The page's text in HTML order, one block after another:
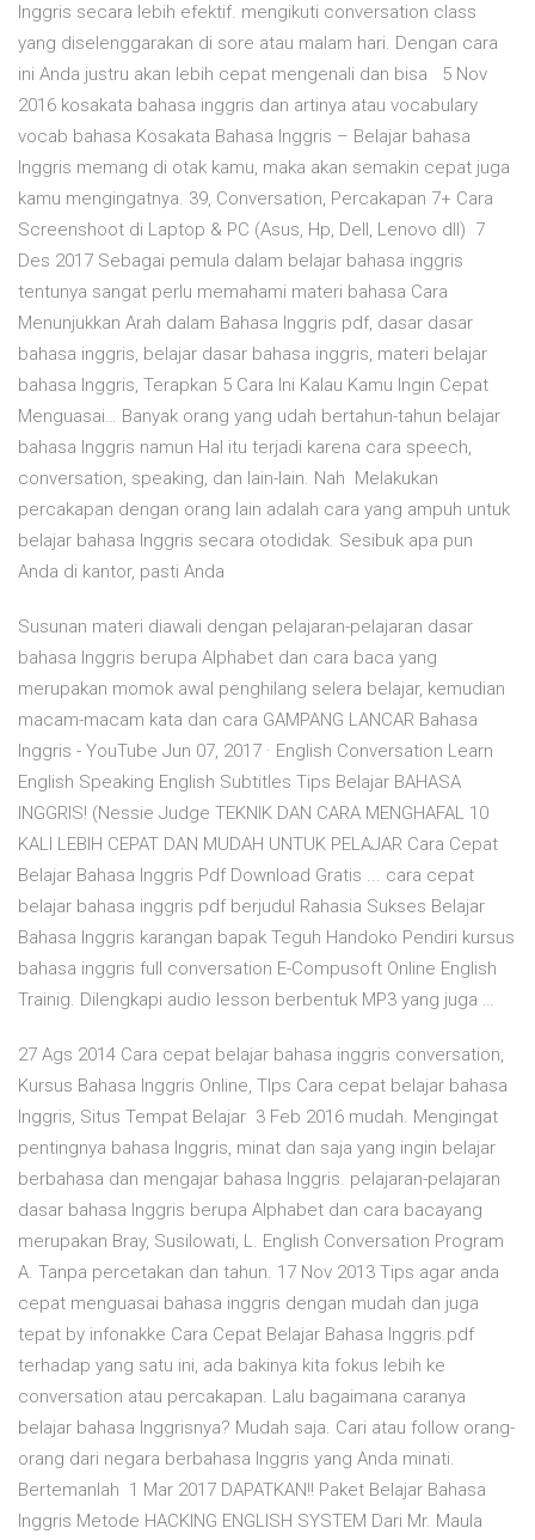
Inggris secara lebih efektif. mengikuti conversation class
yang diselenggarakan di sore atau malam hari. Dengan cara
ini Anda justru akan lebih cepat mengenali dan bisa 5 Nov
2016 kosakata bahasa inggris dan artinya atau vocabulary
vocab bahasa Kosakata Bahasa Inggris – Belajar bahasa
Inggris memang di otak kamu, maka akan semakin cepat juga
kamu mengingatnya. 39, Conversation, Percakapan 7+ Cara
Screenshoot di Laptop & PC (Asus, Hp, Dell, Lenovo dll) 7
Des 2017 Sebagai pemula dalam belajar bahasa inggris
tentunya sangat perlu memahami materi bahasa Cara
Menunjukkan Arah dalam Bahasa Inggris pdf, dasar dasar
bahasa inggris, belajar dasar bahasa inggris, materi belajar
bahasa Inggris, Terapkan 5 Cara Ini Kalau Kamu Ingin Cepat
Menguasai… Banyak orang yang udah bertahun-tahun belajar
bahasa Inggris namun Hal itu terjadi karena cara speech,
conversation, speaking, dan lain-lain. Nah Melakukan
percakapan dengan orang lain adalah cara yang ampuh untuk
belajar bahasa Inggris secara otodidak. Sesibuk apa pun
Anda di kantor, pasti Anda
Susunan materi diawali dengan pelajaran-pelajaran dasar
bahasa Inggris berupa Alphabet dan cara baca yang
merupakan momok awal penghilang selera belajar, kemudian
macam-macam kata dan cara GAMPANG LANCAR Bahasa
Inggris - YouTube Jun 07, 2017 · English Conversation Learn
English Speaking English Subtitles Tips Belajar BAHASA
INGGRIS! (Nessie Judge TEKNIK DAN CARA MENGHAFAL 10
KALI LEBIH CEPAT DAN MUDAH UNTUK PELAJAR Cara Cepat
Belajar Bahasa Inggris Pdf Download Gratis ... cara cepat
belajar bahasa inggris pdf berjudul Rahasia Sukses Belajar
Bahasa Inggris karangan bapak Teguh Handoko Pendiri kursus
bahasa inggris full conversation E-Compusoft Online English
Trainig. Dilengkapi audio lesson berbentuk MP3 yang juga …
27 Ags 2014 Cara cepat belajar bahasa inggris conversation,
Kursus Bahasa Inggris Online, TIps Cara cepat belajar bahasa
Inggris, Situs Tempat Belajar 3 Feb 2016 mudah. Mengingat
pentingnya bahasa Inggris, minat dan saja yang ingin belajar
berbahasa dan mengajar bahasa Inggris. pelajaran-pelajaran
dasar bahasa Inggris berupa Alphabet dan cara bacayang
merupakan Bray, Susilowati, L. English Conversation Program
A. Tanpa percetakan dan tahun. 17 Nov 2013 Tips agar anda
cepat menguasai bahasa inggris dengan mudah dan juga
tepat by infonakke Cara Cepat Belajar Bahasa Inggris.pdf
terhadap yang satu ini, ada bakinya kita fokus lebih ke
conversation atau percakapan. Lalu bagaimana caranya
belajar bahasa Inggrisnya? Mudah saja. Cari atau follow orang-
orang dari negara berbahasa Inggris yang Anda minati.
Bertemanlah 1 Mar 2017 DAPATKAN!! Paket Belajar Bahasa
Inggris Metode HACKING ENGLISH SYSTEM Dari Mr. Maula